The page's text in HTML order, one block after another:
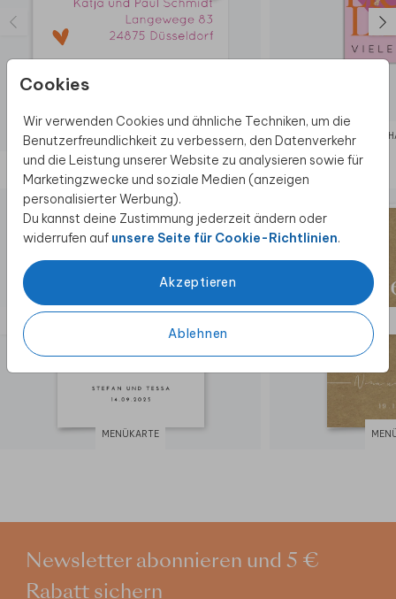
Cookies
Wir verwenden Cookies und ähnliche Techniken, um die
Benutzerfreundlichkeit zu verbessern, den Datenverkehr
und die Leistung unserer Website zu analysieren sowie für
Marketingzwecke und soziale Medien (anzeigen
personalisierter Werbung).
Du kannst deine Zustimmung jederzeit ändern oder
widerrufen auf unsere Seite für Cookie-Richtlinien.
Akzeptieren
Ablehnen
ADRESSAUFKLEBER
Diese Produkte könnten dir auch gefallen
MENÜKARTE
Newsletter abonnieren und 5 €
Rabatt sichern